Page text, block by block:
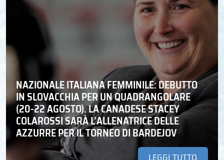
NAZIONALE ITALIANA FEMMINILE: DEBUTTO
IN SLOVACCHIA PER UN QUADRANGOLARE
(20-22 AGOSTO). LA CANADESE STACEY
COLAROSSI SARÀ L’ALLENATRICE DELLE
AZZURRE PER IL TORNEO DI BARDEJOV